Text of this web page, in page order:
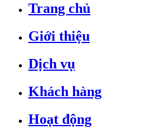
Trang chủ
Giới thiệu
Dịch vụ
Khách hàng
Hoạt động